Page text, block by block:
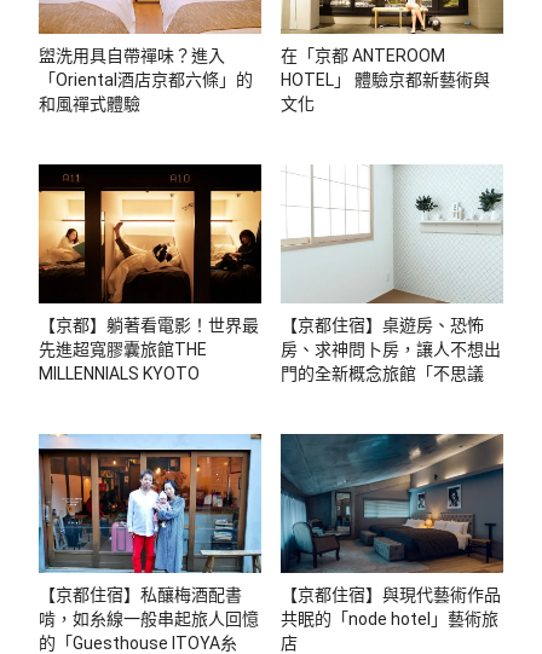
盥洗用具自帶禪味？進入
「Oriental酒店京都六條」的
和風禪式體驗
在「京都 ANTEROOM
HOTEL」 體驗京都新藝術與
文化
【京都】躺著看電影！世界最
先進超寬膠囊旅館THE
MILLENNIALS KYOTO
【京都住宿】桌遊房、恐怖
房、求神問卜房，讓人不想出
門的全新概念旅館「不思議な
【京都住宿】私釀梅酒配書
啃，如糸線一般串起旅人回憶
的「Guesthouse ITOYA糸
【京都住宿】與現代藝術作品
共眠的「node hotel」藝術旅
店